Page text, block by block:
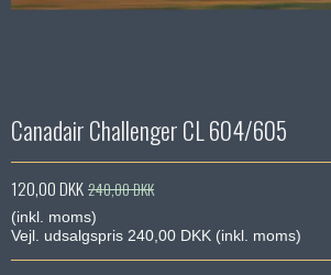
Canadair Challenger CL 604/605
120,00 DKK240,00 DKK
(inkl. moms)
Vejl. udsalgspris 240,00 DKK (inkl. moms)